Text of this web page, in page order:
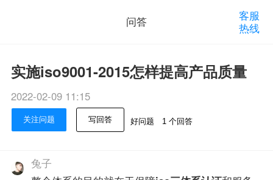
问答
客服
热线
实施iso9001-2015怎样提高产品质量
2022-02-09 11:15
关注问题 写回答 好问题 1 个回答
兔子